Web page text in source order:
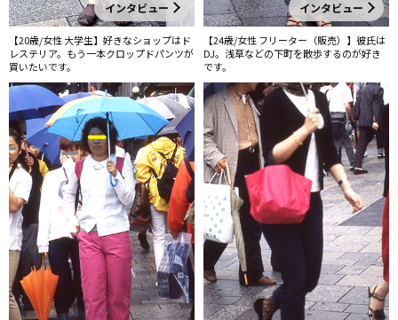
インタビュー
【20歳/女性 大学生】好きなショップはド
レステリア。もう一本クロップドパンツが
買いたいです。
インタビュー
【24歳/女性 フリーター（販売）】彼氏は
DJ。浅草などの下町を散歩するのが好き
です。